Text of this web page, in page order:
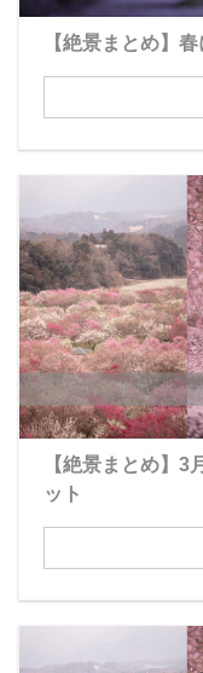
【絶景まとめ】
【絶景まとめ】3
ット